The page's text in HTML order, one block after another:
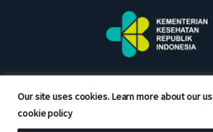
Our site uses cookies. Learn more about our
cookie policy